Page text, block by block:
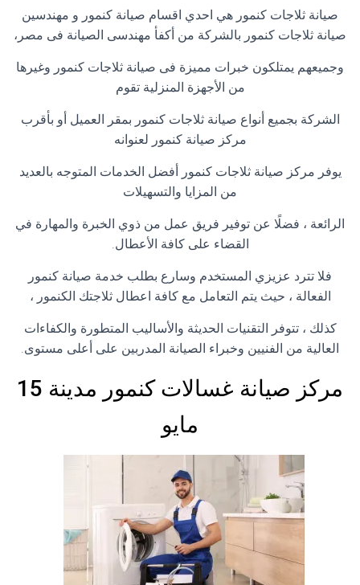
صيانة ثلاجات كنمور هي احدي اقسام صيانة كنمور و مهندسين
صيانة ثلاجات كنمور بالشركة من أكفأ مهندسى الصيانة فى مصر،
وجميعهم يمتلكون خبرات مميزة فى صيانة ثلاجات كنمور وغيرها
من الأجهزة المنزلية تقوم
الشركة بجميع أنواع صيانة ثلاجات كنمور بمقر العميل أو بأقرب
مركز صيانة كنمور لعنوانه
يوفر مركز صيانة ثلاجات كنمور أفضل الخدمات المتوجه بالعديد
من المزايا والتسهيلات
الرائعة ، فضلًا عن توفير فريق عمل من ذوي الخبرة والمهارة في
القضاء على كافة الأعطال.
فلا تترد عزيزي المستخدم وسارع بطلب خدمة صيانة كنمور
الفعالة ، حيث يتم التعامل مع كافة اعطال ثلاجتك الكنمور ،
كذلك ، تتوفر التقنيات الحديثة والأساليب المتطورة والكفاءات
العالية من الفنيين وخبراء الصيانة المدربين على أعلى مستوى.
مركز صيانة غسالات كنمور مدينة 15
مايو